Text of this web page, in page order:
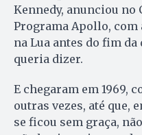
Kennedy, anunciou no
Programa Apollo, com
na Lua antes do fim da
queria dizer.
E chegaram em 1969,
outras vezes, até que,
se ficou sem graça,